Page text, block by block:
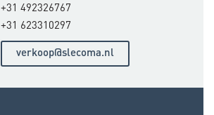
+31 492326767
+31 623310297
verkoop@slecoma.nl